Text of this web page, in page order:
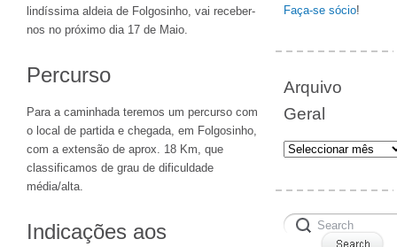
lindíssima aldeia de Folgosinho, vai receber-
nos no próximo dia 17 de Maio.
Percurso
Para a caminhada teremos um percurso com
o local de partida e chegada, em Folgosinho,
com a extensão de aprox. 18 Km, que
classificamos de grau de dificuldade
média/alta.
Indicações aos
Faça-se sócio!
Arquivo
Geral
Arquivo